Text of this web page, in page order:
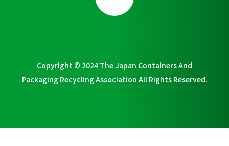
Copyright © 2024 The Japan Containers And
Packaging Recycling Association All Rights Reserved.